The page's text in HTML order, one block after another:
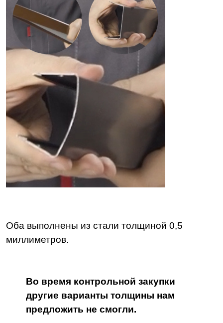
Оба выполнены из стали толщиной 0,5
миллиметров.
Во время контрольной закупки
другие варианты толщины нам
предложить не смогли.